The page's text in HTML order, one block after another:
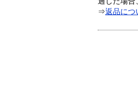
⇒返品につ